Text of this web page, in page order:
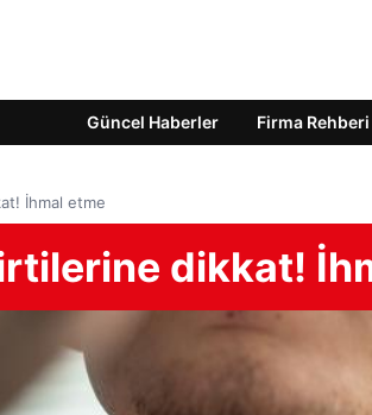
Güncel Haberler Firma Rehberi
İhmal etme
dikkat!